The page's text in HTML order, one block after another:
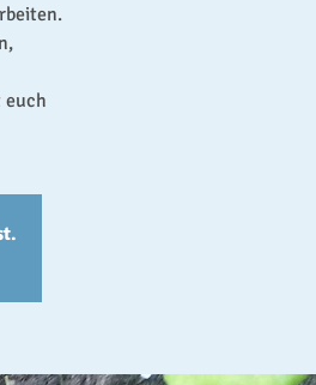
euch